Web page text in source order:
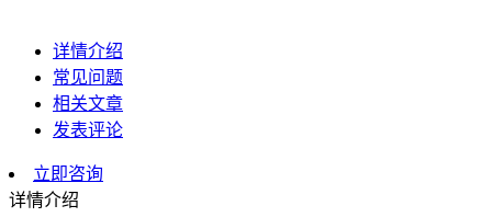
详情介绍
常见问题
相关文章
发表评论
立即咨询
详情介绍